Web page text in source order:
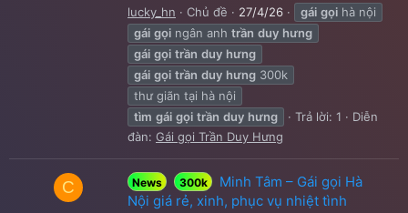
lucky_hn
Chủ đề 27/4/26 gái gọi hà nội
gái gọi ngân anh trần duy hưng
gái gọi trần duy hưng
gái gọi trần duy hưng 300k
thư giãn tại hà nội
tìm gái gọi trần duy hưng Trả lời: 1
Diễn
đàn: Gái gọi Trần Duy Hưng
C News 300k
Minh Tâm – Gái gọi Hà
Nội giá rẻ, xinh, phục vụ nhiệt tình